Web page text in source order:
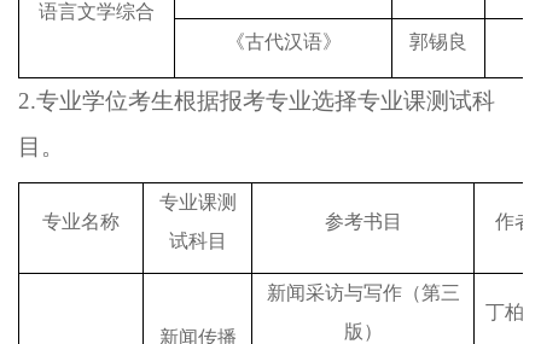
语言文学综合
《古代汉语》 郭锡良
2.专业学位考生根据报考专业选择专业课测试科
目 。
专业名称
专业课测
试科目
参考书目 作者
新闻传播
新闻采访与写作（第三
版）
丁柏